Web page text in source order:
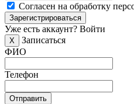
Согласен на обработку
Зарегистрироваться
Уже есть аккаунт? Войти
X
Записаться
ФИО
Телефон
Отправить